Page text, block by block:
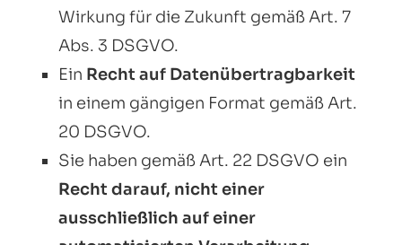
Wirkung für die Zukunft gemäß Art. 7
Abs. 3 DSGVO.
Ein Recht auf Datenübertragbarkeit
in einem gängigen Format gemäß Art.
20 DSGVO.
Sie haben gemäß Art. 22 DSGVO ein
Recht darauf, nicht einer
ausschließlich auf einer